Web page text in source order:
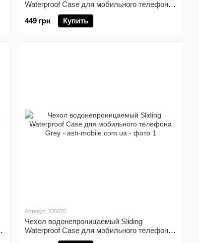
Waterproof Case для мобильного телефона
449 грн
Купить
Артикул: 235676
Чехол водонепроницаемый Sliding
Waterproof Case для мобильного телефона